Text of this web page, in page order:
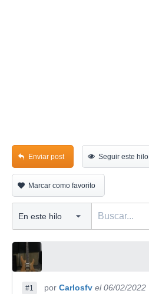
Enviar post Seguir este hilo
Marcar como favorito
#1 por Carlosfv el 06/02/2022